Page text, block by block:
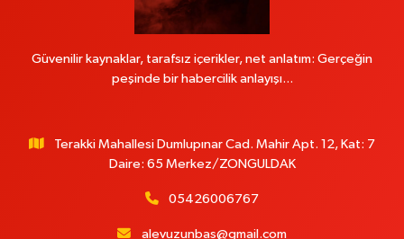
Güvenilir kaynaklar, tarafsız içerikler, net anlatım: Gerçeğin
peşinde bir habercilik anlayışı...
Terakki Mahallesi Dumlupınar Cad. Mahir Apt. 12, Kat: 7
Daire: 65 Merkez/ZONGULDAK
05426006767
alevuzunbas@gmail.com